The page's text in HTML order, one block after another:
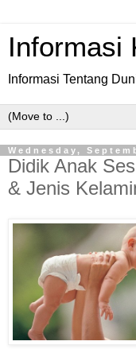
Informasi
Informasi Tentang
Wednesday,
Didik Anak
& Jenis